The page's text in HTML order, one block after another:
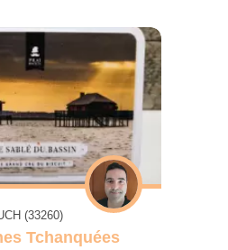
(33260)
Tchanquées